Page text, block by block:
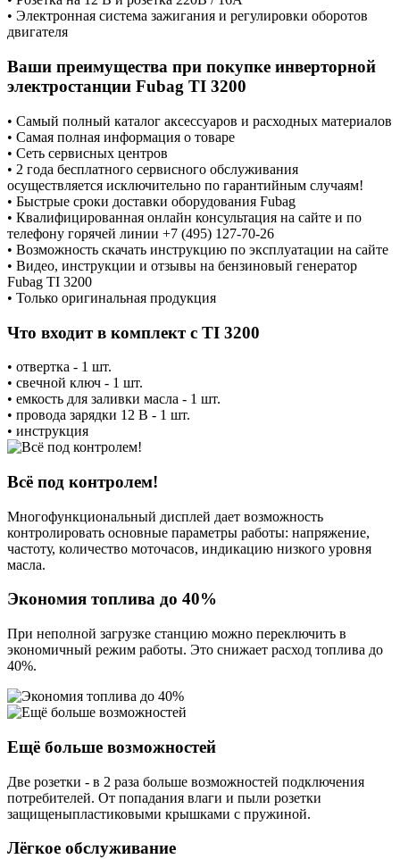
• Электронная система зажигания и регулировки оборотов
двигателя
Ваши преимущества при покупке инверторной
электростанции Fubag TI 3200
• Самый полный каталог аксессуаров и расходных материалов
• Самая полная информация о товаре
• Сеть сервисных центров
• 2 года бесплатного сервисного обслуживания
осуществляется исключительно по гарантийным случаям!
• Быстрые сроки доставки оборудования Fubag
• Квалифицированная онлайн консультация на сайте и по
телефону горячей линии +7 (495) 127-70-26
• Возможность скачать инструкцию по эксплуатации на сайте
• Видео, инструкции и отзывы на бензиновый генератор
Fubag TI 3200
• Только оригинальная продукция
Что входит в комплект с TI 3200
• отвертка - 1 шт.
• свечной ключ - 1 шт.
• емкость для заливки масла - 1 шт.
• провода зарядки 12 В - 1 шт.
• инструкция
Всё под контролем!
Многофункциональный дисплей дает возможность
контролировать основные параметры работы: напряжение,
частоту, количество моточасов, индикацию низкого уровня
масла.
Экономия топлива до 40%
При неполной загрузке станцию можно переключить в
экономичный режим работы. Это снижает расход топлива до
40%.
Ещё больше возможностей
Две розетки - в 2 раза больше возможностей подключения
потребителей. От попадания влаги и пыли розетки
защищеныпластиковыми крышками с пружиной.
Лёгкое обслуживание